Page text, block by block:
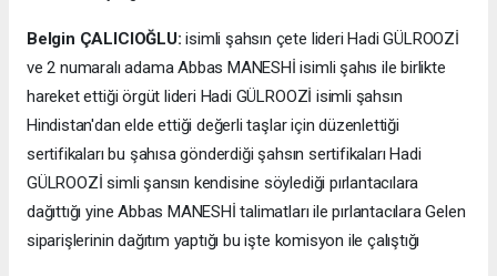
Belgin ÇALICIOĞLU: isimli şahsın çete lideri Hadi GÜLROOZİ
ve 2 numaralı adama Abbas MANESHİ isimli şahıs ile birlikte
hareket ettiği örgüt lideri Hadi GÜLROOZİ isimli şahsın
Hindistan'dan elde ettiği değerli taşlar için düzenlettiği
sertifikaları bu şahısa gönderdiği şahsın sertifikaları Hadi
GÜLROOZİ simli şansın kendisine söylediği pırlantacılara
dağıttığı yine Abbas MANESHİ talimatları ile pırlantacılara Gelen
siparişlerinin dağıtım yaptığı bu işte komisyon ile çalıştığı